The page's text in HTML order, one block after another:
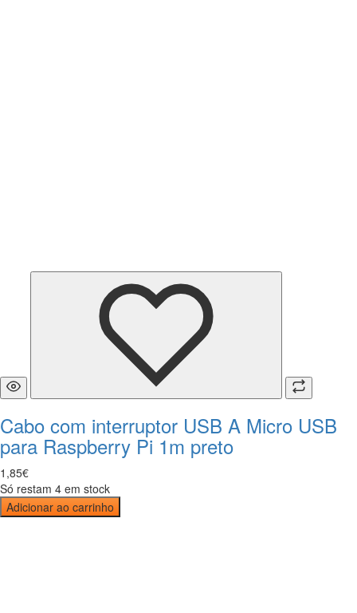
Cabo com interruptor USB A Micro USB
para Raspberry Pi 1m preto
1 ,85€
Só restam 4 em stock
Adicionar ao carrinho